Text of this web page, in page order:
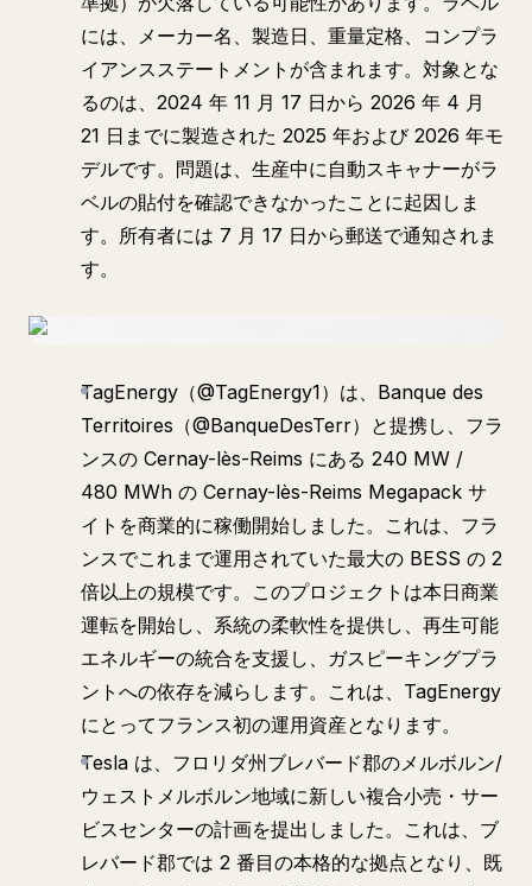
には、メーカー名、製造日、重量定格、コンプラ
イアンスステートメントが含まれます。対象とな
るのは、2024 年 11 月 17 日から 2026 年 4 月
21 日までに製造された 2025 年および 2026 年モ
デルです。問題は、生産中に自動スキャナーがラ
ベルの貼付を確認できなかったことに起因しま
す。所有者には 7 月 17 日から郵送で通知されま
す。
TagEnergy（@TagEnergy1）は、Banque des
Territoires（@BanqueDesTerr）と提携し、フラ
ンスの Cernay-lès-Reims にある 240 MW /
480 MWh の Cernay-lès-Reims Megapack サ
イトを商業的に稼働開始しました。これは、フラ
ンスでこれまで運用されていた最大の BESS の 2
倍以上の規模です。このプロジェクトは本日商業
運転を開始し、系統の柔軟性を提供し、再生可能
エネルギーの統合を支援し、ガスピーキングプラ
ントへの依存を減らします。これは、TagEnergy
にとってフランス初の運用資産となります。
Tesla は、フロリダ州ブレバード郡のメルボルン/
ウェストメルボルン地域に新しい複合小売・サー
ビスセンターの計画を提出しました。これは、ブ
レバード郡では 2 番目の本格的な拠点となり、既